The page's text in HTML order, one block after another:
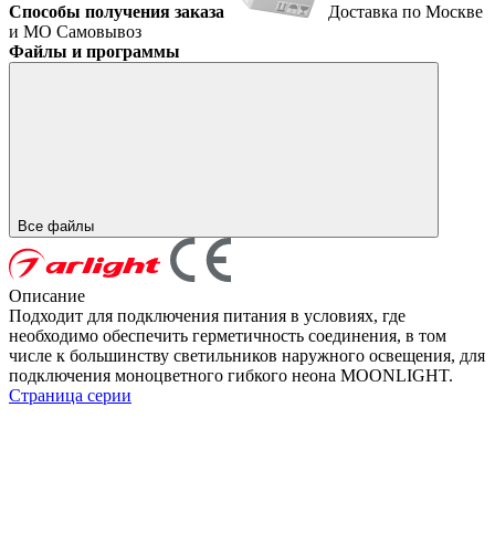
Способы получения заказа
Доставка по Москве
и МО Самовывоз
Файлы и программы
Все файлы
Описание
Подходит для подключения питания в условиях, где
необходимо обеспечить герметичность соединения, в том
числе к большинству светильников наружного освещения, для
подключения моноцветного гибкого неона MOONLIGHT.
Страница серии